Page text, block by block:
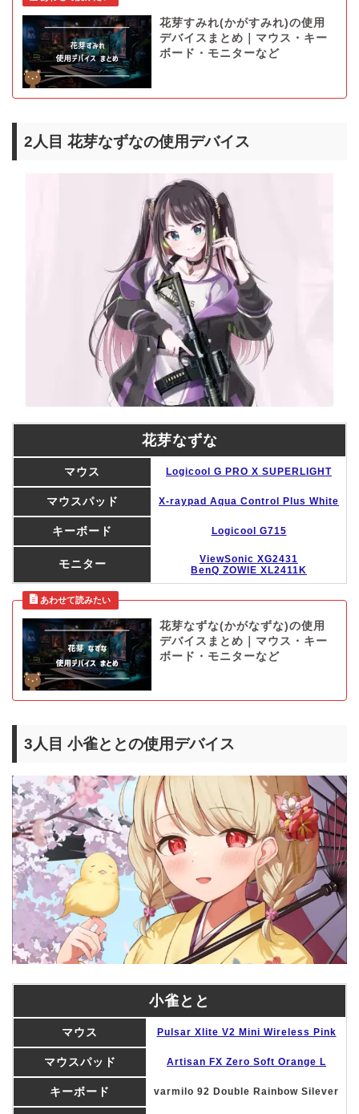
花芽すみれ(かがすみれ)の使用
デバイスまとめ｜マウス・キー
ボード・モニターなど
2人目 花芽なずなの使用デバイス
花芽なずな
マウス Logicool G PRO X SUPERLIGHT
マウスパッド X-raypad Aqua Control Plus White
キーボード Logicool G715
モニター
ViewSonic XG2431
BenQ ZOWIE XL2411K
花芽なずな(かがなずな)の使用
デバイスまとめ｜マウス・キー
ボード・モニターなど
3人目 小雀ととの使用デバイス
小雀とと
マウス Pulsar Xlite V2 Mini Wireless Pink
マウスパッド Artisan FX Zero Soft Orange L
キーボード varmilo 92 Double Rainbow Silever